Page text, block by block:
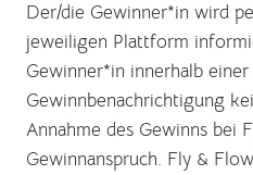
Der/die Gewinner*in wird
jeweiligen Plattform
Gewinner*in innerhalb
Gewinnbenachrichtigung
Annahme des Gewinns bei
Gewinnanspruch. Fly &